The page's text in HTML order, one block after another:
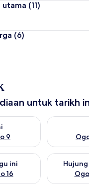
utama (11)
(6)
untuk tarikh
9
untuk malam ini Ogo 8
Semak
ini
16
untuk hujung minggu
Semak